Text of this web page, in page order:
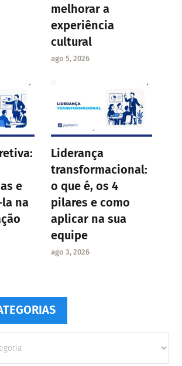
melhorar a
experiência
cultural
ago 5, 2026
e
na
Liderança
transformacional:
o que é, os 4
pilares e como
aplicar na sua
equipe
ago 3, 2026